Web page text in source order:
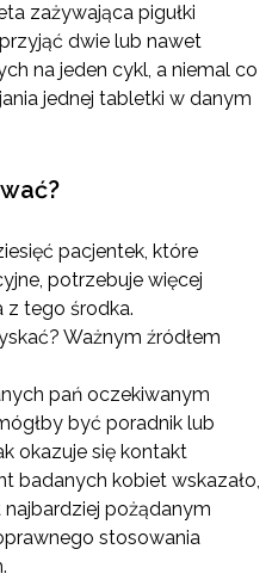
zażywająca pigułki
dwie lub nawet
na jeden cykl, a niemal co
jednej tabletki w danym
pacjentek, które
potrzebuje więcej
z tego środka.
Ważnym źródłem
pań oczekiwanym
być poradnik lub
okazuje się kontakt
badanych kobiet wskazało,
pożądanym
stosowania